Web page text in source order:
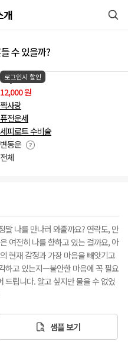
개
수 있을까?
로그인시 할인
12,000 원
짝사랑
퓨전운세
세피로트 수비술
변동운
전체
말 나를 만나러 와줄까요? 연락도, 만
여전히 나를 향하고 있는 걸까요, 아
현재 감정과 가장 마음을 빼앗기고
하고 있는지—불안한 마음에 꼭 필요
드립니다. 알고 싶지만 물을 수 없었
샘플 보기